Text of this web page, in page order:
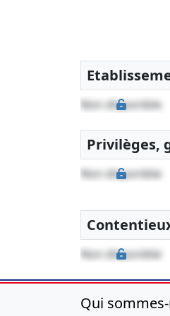
Non disponible
Privilèges,
Non disponible
Non disponible
Qui